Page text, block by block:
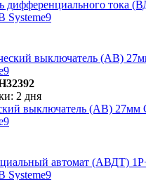
дифференциального тока
Systeme9
2 дня
выключатель (АВ) 27мм